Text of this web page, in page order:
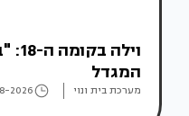
המגדל
מערכת בית ונוי 2026